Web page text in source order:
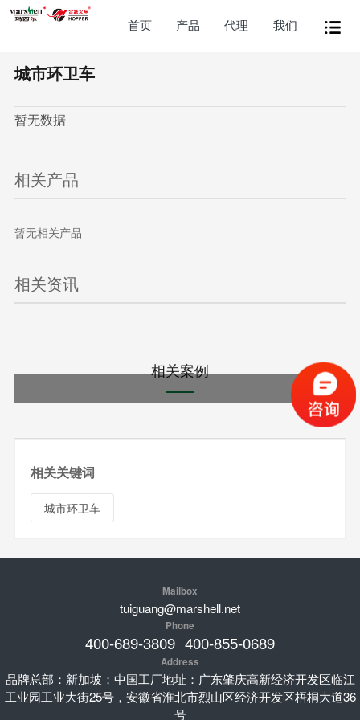
首页 产品 代理 我们
城市环卫车
暂无数据
相关产品
暂无相关产品
相关资讯
相关案例
相关关键词
城市环卫车
Mailbox
tuiguang@marshell.net
Phone
400-689-3809 400-855-0689
Address
品牌总部：新加坡；中国工厂地址：广东肇庆高新经济开发区临江
工业园工业大街25号，安徽省淮北市烈山区经济开发区梧桐大道36
号